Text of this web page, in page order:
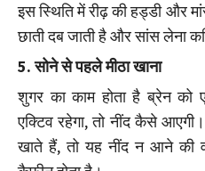
इस स्थिति में रीढ़ की हड्डी और
छाती दब जाती है और सांस लेना
5. सोने से पहले मीठा खाना
शुगर का काम होता है ब्रेन को
एक्टिव रहेगा, तो नींद कैसे
खाते हैं, तो यह नींद न आने की